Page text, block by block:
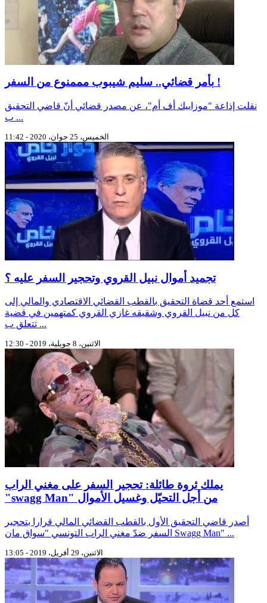
بأمر قضائي.. سليم شيبوب مممنوع من السفر !
نقلت إذاعة "موزاييك أف أم"، عن مصدر قضائي أنّ قاضي التحقيق
ب ...
الخميس، 25 جوان، 2020 - 11:42
تجميد أموال نبيل القروي وتحجير السفر عليه ؟
استمع أحد قضاة التحقيق بالقطب القضائي الاقتصادي والمالي إلى
كل من نبيل القروي وشقيقه غازي القروي كمتهمين في قضية
تتعلق ب ...
الاثنين، 8 جويلية، 2019 - 12:30
يملك ثروة طائلة: تحجير السفر على مغني الراب
"swagg Man" من أجل التحيّل وغسيل الأموال
أصدر قاضي التحقيق الأول بالقطب القضائي المالي قرارا بتحجير
السفر ضدّ مغني الراب التونسي "سواق مان Swagg Man" ...
الاثنين، 29 أفريل، 2019 - 13:05